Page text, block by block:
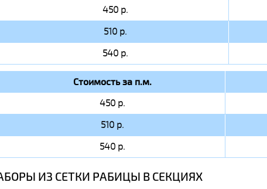
450 р.
510 р.
540 р.
Стоимость за п.м.
450 р.
510 р.
540 р.
ИЗ СЕТКИ РАБИЦЫ В СЕКЦИЯХ